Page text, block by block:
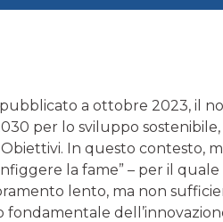
a ottobre 2023, il
per lo sviluppo
In questo contesto,
la fame” – per il
lento, ma non
fondamentale